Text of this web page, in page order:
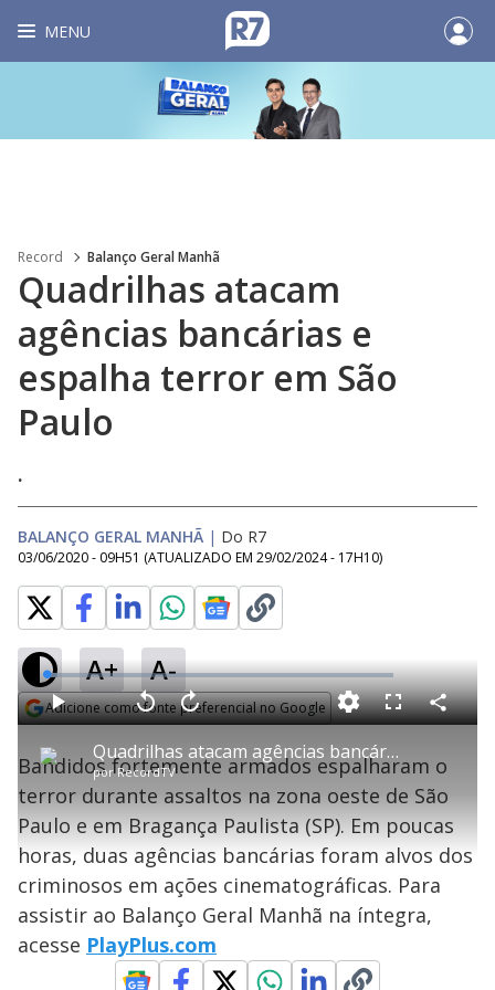
MENU
Record Balanço Geral Manhã
Quadrilhas atacam
agências bancárias e
espalha terror em São
Paulo
.
BALANÇO GERAL MANHÃ | Do R7
03/06/2020 - 09H51 (ATUALIZADO EM 29/02/2024 - 17H10)
A+ A-
Adicione como fonte preferencial no Google
P
l
a
y
Quadrilhas atacam agências bancárias e espalha terror em São Paulo
porRecordTV
P V
l
a
r
0
e
n
d
s
A
n
ç
a
1
s
e
u
n
d
o
s
L
o
a
d
e
:
3
.
1
1
%
F
l
s
c
r
e
n
C
o
a
r
i
l
a
Bandidos fortemente armados espalharam o
terror durante assaltos na zona oeste de São
Paulo e em Bragança Paulista (SP). Em poucas
horas, duas agências bancárias foram alvos dos
criminosos em ações cinematográficas. Para
assistir ao Balanço Geral Manhã na íntegra,
acesse PlayPlus.com